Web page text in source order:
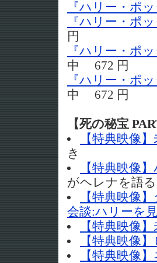
『ハリー・ポ
『ハリー・ポ
円
『ハリー・ポ
中 672 円
『ハリー・ポ
中 672 円
【死の秘宝
【特典映像
き
【特典映像
がヘレナを語る
【特典映像
会談:ハリーを
【特典映像
【特典映像
【特典映像